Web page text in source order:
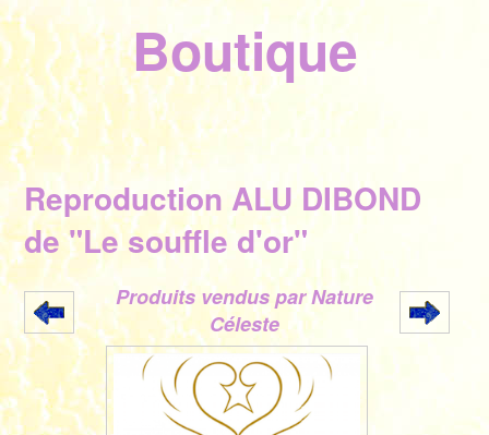
Boutique
Reproduction ALU DIBOND
de "Le souffle d'or"
Produits vendus par ​Nature
Céleste